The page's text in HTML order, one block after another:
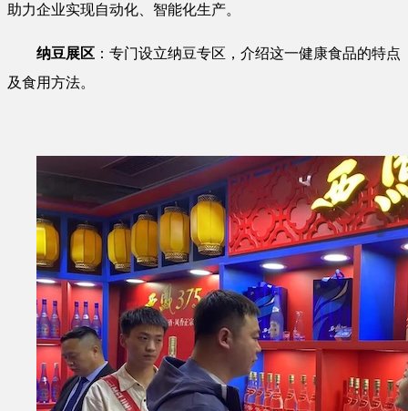
助力企业实现自动化、智能化生产。
纳豆展区 ：专门设立纳豆专区，介绍这一健康食品的特点
及食用方法。